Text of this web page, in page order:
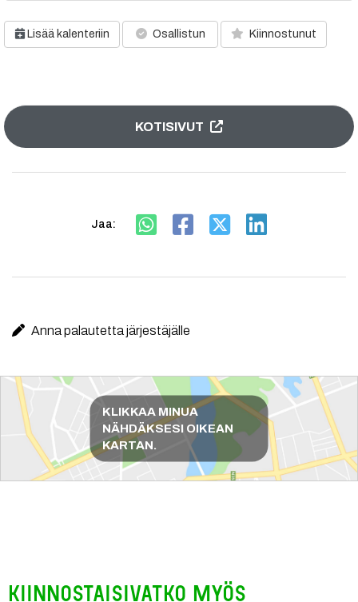
Lisää kalenteriin Osallistun Kiinnostunut
KOTISIVUT
Jaa:
Anna palautetta järjestäjälle
Reittiohjeet
KLIKKAA MINUA
NÄHDÄKSESI OIKEAN
KARTAN.
Kiinnostaisivatko myös